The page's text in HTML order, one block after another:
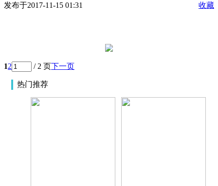
发布于2017-11-15 01:31 收藏
12 / 2 页下一页
热门推荐